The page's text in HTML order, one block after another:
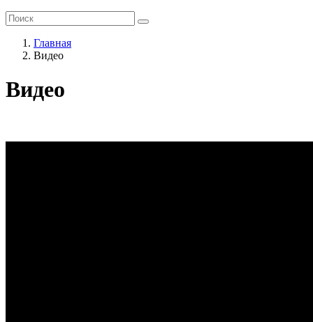
Главная
Видео
Видео